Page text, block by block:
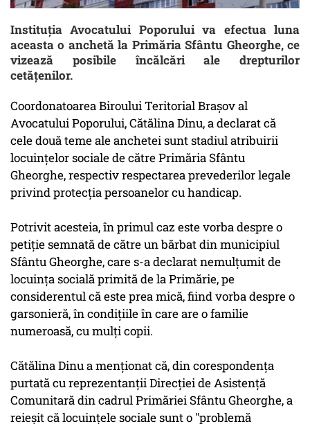
Instituţia Avocatului Poporului va efectua luna
aceasta o anchetă la Primăria Sfântu Gheorghe, ce
vizează posibile încălcări ale drepturilor
cetăţenilor.
Coordonatoarea Biroului Teritorial Braşov al
Avocatului Poporului, Cătălina Dinu, a declarat că
cele două teme ale anchetei sunt stadiul atribuirii
locuinţelor sociale de către Primăria Sfântu
Gheorghe, respectiv respectarea prevederilor legale
privind protecţia persoanelor cu handicap.
Potrivit acesteia, în primul caz este vorba despre o
petiţie semnată de către un bărbat din municipiul
Sfântu Gheorghe, care s-a declarat nemulţumit de
locuinţa socială primită de la Primărie, pe
considerentul că este prea mică, fiind vorba despre o
garsonieră, în condiţiile în care are o familie
numeroasă, cu mulţi copii.
Cătălina Dinu a menţionat că, din corespondenţa
purtată cu reprezentanţii Direcţiei de Asistenţă
Comunitară din cadrul Primăriei Sfântu Gheorghe, a
reieşit că locuinţele sociale sunt o "problemă